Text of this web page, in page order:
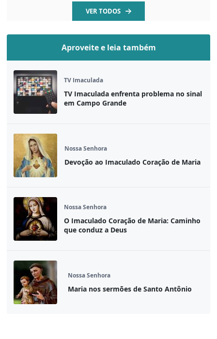
VER TODOS
Aproveite e leia também
TV Imaculada
TV Imaculada enfrenta problema no sinal
em Campo Grande
Nossa Senhora
Devoção ao Imaculado Coração de Maria
Nossa Senhora
O Imaculado Coração de Maria: Caminho
que conduz a Deus
Nossa Senhora
Maria nos sermões de Santo Antônio